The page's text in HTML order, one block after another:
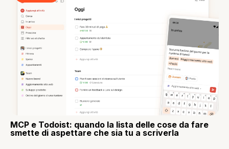
MCP e Todoist: quando la lista delle cose da fare
smette di aspettare che sia tu a scriverla